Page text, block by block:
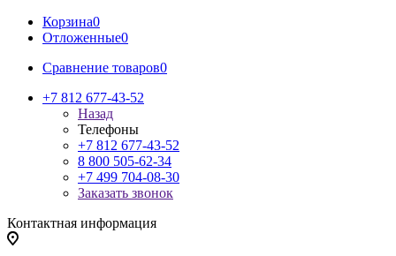
Корзина0
Отложенные0
Сравнение товаров0
+7 812 677-43-52
Назад
Телефоны
+7 812 677-43-52
8 800 505-62-34
+7 499 704-08-30
Заказать звонок
Контактная информация